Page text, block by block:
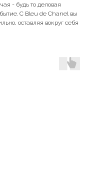
- будь то деловая
С Bleu de Chanel вы
оставляя вокруг себя